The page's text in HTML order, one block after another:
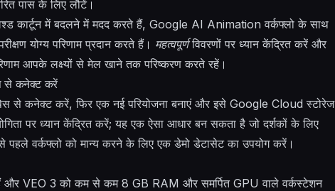
पास के लिए लौटें।
कार्टून में बदलने में मदद करते हैं, Google AI Animation वर्कफ्लो के साथ
योग्य परिणाम प्रदान करते हैं। महत्वपूर्णविवरणों पर ध्यान केंद्रित करें और
आपके लक्ष्यों से मेल खाने तक परिष्करण करते रहें।
से कनेक्ट करें
कनेक्ट करें, फिर एक नई परियोजना बनाएं और इसे Google Cloud स्टोरेज
पर ध्यान केंद्रित करें; यह एक ऐसा आधार बन सकता है जो दर्शकों के लिए
वर्कफ्लो को मान्य करने के लिए एक डेमो डेटासेट का उपयोग करें।
VEO 3 को कम से कम 8 GB RAM और समर्पित GPU वाले वर्कस्टेशन